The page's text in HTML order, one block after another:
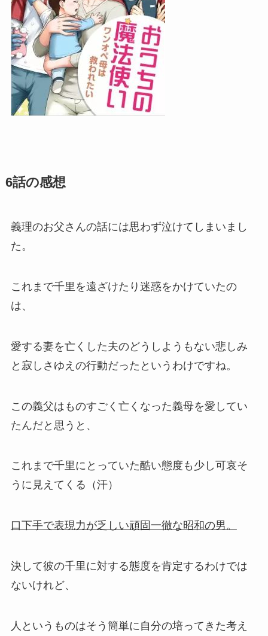
6話の感想
義理のお父さんの話には思わず泣けてしまいまし
た。
これまで千里を遠ざけたり迷惑をかけていたの
は、
愛する妻を亡くした夫のどうしようもない悲しみ
と寂しさゆえの行動だったというわけですね。
この義父はものすごく亡くなった義母を愛してい
たんだと思うと、
これまで千里にとっていた酷い態度も少し可哀そ
うに見えてくる（汗）
口下手で表現力が乏しい頑固一徹な昭和の男。
決して彼の千里に対する態度を肯定するわけでは
ないけれど、
人というものはそう簡単に自分の培ってきた考え